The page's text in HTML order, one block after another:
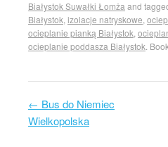
Białystok Suwałki Łomża and
Białystok izolacje natryskowe
ocieplanie pianką Białystok
ocieplanie poddasza Białystok .
Post navigation
← Bus do Niemiec
Wielkopolska